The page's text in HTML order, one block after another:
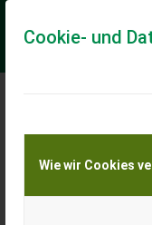
Cookie- und
Wie wir Cookies
Meine
Transport